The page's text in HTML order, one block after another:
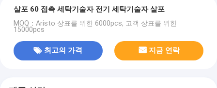
살포 60 접촉 세탁기술자 전기 세탁기술자 살포
MOQ：Aristo 상표를 위한 6000pcs, 고객 상표를 위한
15000pcs
최고의 가격 지금 연락